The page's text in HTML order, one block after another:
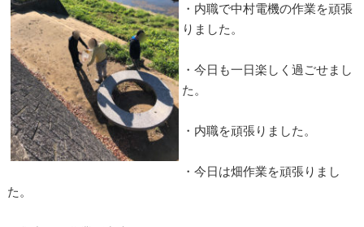
・内職で中村電機の作業を頑張
りました。
・今日も一日楽しく過ごせまし
た。
・内職を頑張りました。
・今日は畑作業を頑張りまし
た。